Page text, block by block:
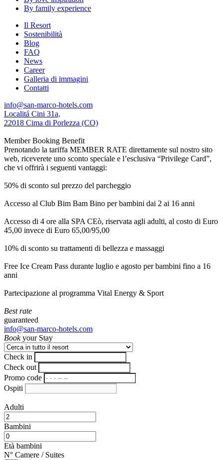
By family experience
Il Resort
Sostenibilità
Blog
FAQ
News
Career
Galleria di immagini
Contatti
info@san-marco-hotels.com
Localitá Cini 31a,
22018 Cima di Porlezza (CO)
Member Booking Benefit
Prenotando la tariffa MEMBER RATE direttamente sul nostro sito
web, riceverete uno sconto speciale e l’esclusiva “Privilege Card”,
che vi offrirà i seguenti vantaggi:
50% di sconto sul prezzo del parcheggio
Accesso al Club Bim Bam Bino per bambini dai 2 ai 16 anni
Accesso di 4 ore alla SPA CEò, riservata agli adulti, al costo di Euro
45,00 invece di Euro 65,00/95,00
10% di sconto su trattamenti di bellezza e massaggi
Free Ice Cream Pass durante luglio e agosto per bambini fino a 16
anni
Partecipazione al programma Vital Energy & Sport
Best rate
guaranteed
info@san-marco-hotels.com
Bookyour Stay
Check in
Check out
Promo code
Ospiti
Adulti
Bambini
Età bambini
N° Camere / Suites